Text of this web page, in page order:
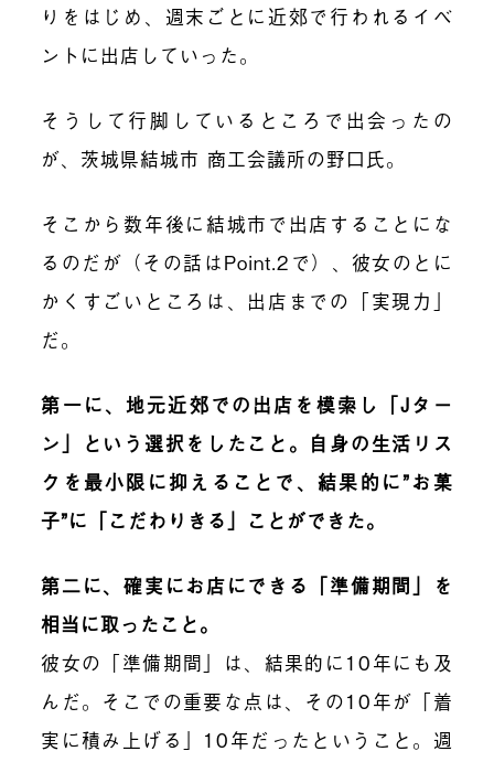
りをはじめ、週末ごとに近郊で行われるイベ
ントに出店していった。
そうして行脚しているところで出会ったの
が、茨城県結城市 商工会議所の野口氏。
そこから数年後に結城市で出店することにな
るのだが（その話はPoint.2で）、彼女のとに
かくすごいところは、出店までの「実現力」
だ。
第一に、地元近郊での出店を模索し「Jター
ン」という選択をしたこと。 自身の生活リス
クを最小限に抑えることで、結果的に”お菓
子”に「こだわりきる」ことができた。
第二に、確実にお店にできる「準備期間」を
相当に取ったこと。
彼女の「準備期間」は、結果的に10年にも及
んだ。そこでの重要な点は、その10年が「着
実に積み上げる」10年だったということ。週